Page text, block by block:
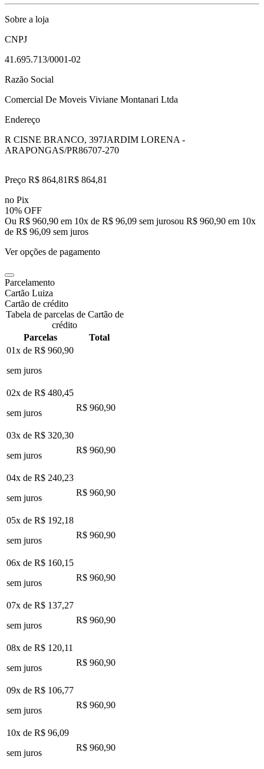
Sobre a loja
CNPJ
41.695.713/0001-02
Razão Social
Comercial De Moveis Viviane Montanari Ltda
Endereço
R CISNE BRANCO, 397JARDIM LORENA -
ARAPONGAS/PR86707-270
Preço R$ 864,81R$ 864,81
no Pix
10% OFF
Ou R$ 960,90 em 10x de R$ 96,09 sem jurosou R$ 960,90 em 10x
de R$ 96,09 sem juros
Ver opções de pagamento
Parcelamento
Cartão Luiza
Cartão de crédito
Tabela de parcelas de Cartão de
crédito
Parcelas
Total
01x de R$ 960,90
sem juros
02x de R$ 480,45
sem juros
R$ 960,90
03x de R$ 320,30
sem juros
R$ 960,90
04x de R$ 240,23
sem juros
R$ 960,90
05x de R$ 192,18
sem juros
R$ 960,90
06x de R$ 160,15
sem juros
R$ 960,90
07x de R$ 137,27
sem juros
R$ 960,90
08x de R$ 120,11
sem juros
R$ 960,90
09x de R$ 106,77
sem juros
R$ 960,90
10x de R$ 96,09
sem juros
R$ 960,90